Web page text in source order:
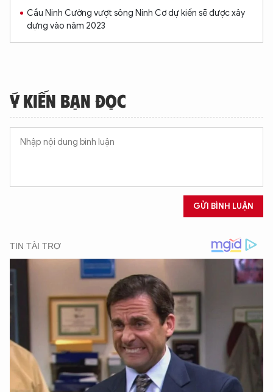
Cầu Ninh Cường vượt sông Ninh Cơ dự kiến sẽ được xây
dựng vào năm 2023
Ý KIẾN BẠN ĐỌC
GỬI BÌNH LUẬN
Hãy hỏi tôi bất kỳ điều gì bạn cần biết về
An Ninh Thủ Đô nhé. Tôi sẵn sàng hỗ trợ!